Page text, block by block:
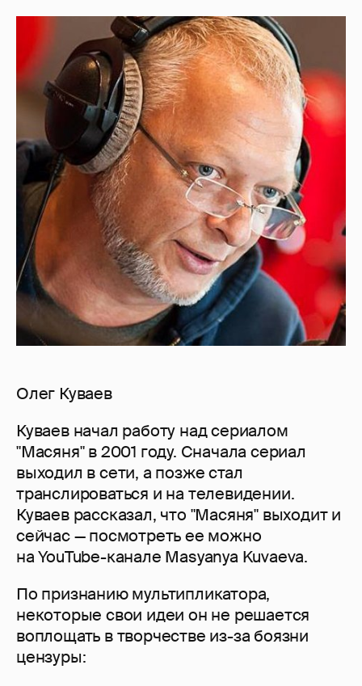
Олег Куваев
Куваев начал работу над сериалом
"Масяня" в 2001 году. Сначала сериал
выходил в сети, а позже стал
транслироваться и на телевидении.
Куваев рассказал, что "Масяня" выходит и
сейчас — посмотреть ее можно
на YouTube-канале Masyanya Kuvaeva.
По признанию мультипликатора,
некоторые свои идеи он не решается
воплощать в творчестве из-за боязни
цензуры: